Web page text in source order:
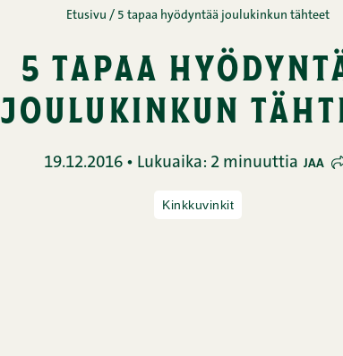
Etusivu / 5 tapaa hyödyntää joulukinkun tähteet
5 tapaa
joulukinkun
19.12.2016 • Lukuaika: 2 minuuttia JAA
Kinkkuvinkit